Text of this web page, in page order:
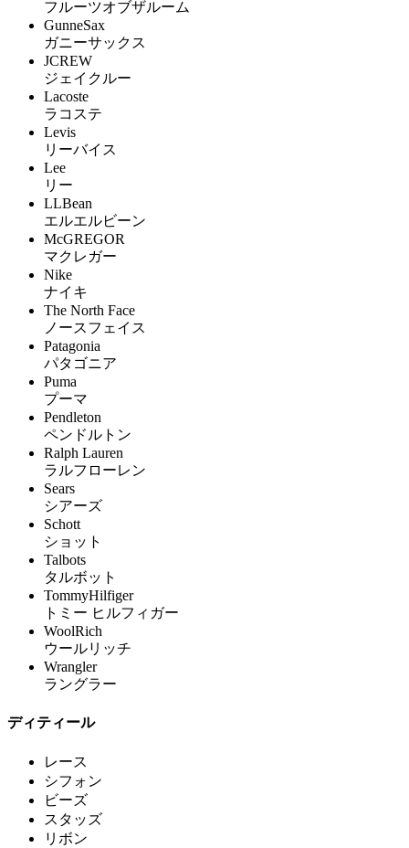
フルーツオブザルーム
GunneSax
ガニーサックス
JCREW
ジェイクルー
Lacoste
ラコステ
Levis
リーバイス
Lee
リー
LLBean
エルエルビーン
McGREGOR
マクレガー
Nike
ナイキ
The North Face
ノースフェイス
Patagonia
パタゴニア
Puma
プーマ
Pendleton
ペンドルトン
Ralph Lauren
ラルフローレン
Sears
シアーズ
Schott
ショット
Talbots
タルボット
TommyHilfiger
トミー ヒルフィガー
WoolRich
ウールリッチ
Wrangler
ラングラー
ディティール
レース
シフォン
ビーズ
スタッズ
リボン